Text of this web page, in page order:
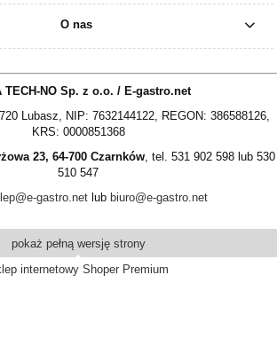
O nas
TECH-NO Sp. z o.o. / E-gastro.net
Lubasz, NIP: 7632144122, REGON: 386588126,
KRS: 0000851368
23, 64-700 Czarnków, tel. 531 902 598 lub 530
510 547
gastro.netlub biuro@e-gastro.net
pokaż pełną wersję strony
internetowy Shoper Premium